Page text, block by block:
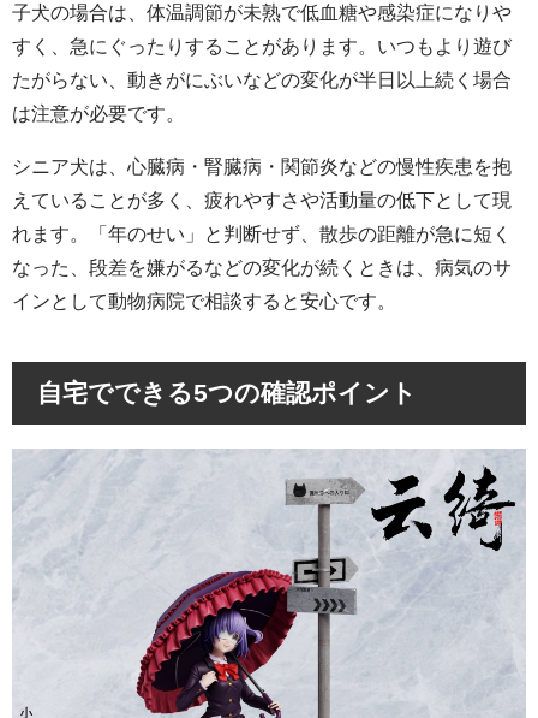
子犬の場合は、体温調節が未熟で低血糖や感染症になりや
すく、急にぐったりすることがあります。いつもより遊び
たがらない、動きがにぶいなどの変化が半日以上続く場合
は注意が必要です。
シニア犬は、心臓病・腎臓病・関節炎などの慢性疾患を抱
えていることが多く、疲れやすさや活動量の低下として現
れます。「年のせい」と判断せず、散歩の距離が急に短く
なった、段差を嫌がるなどの変化が続くときは、病気のサ
インとして動物病院で相談すると安心です。
自宅でできる5つの確認ポイント